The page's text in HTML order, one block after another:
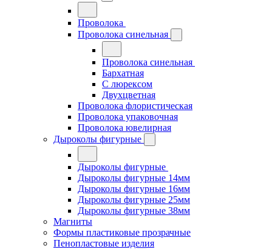
Проволока
Проволока синельная
Проволока синельная
Бархатная
С люрексом
Двухцветная
Проволока флористическая
Проволока упаковочная
Проволока ювелирная
Дыроколы фигурные
Дыроколы фигурные
Дыроколы фигурные 14мм
Дыроколы фигурные 16мм
Дыроколы фигурные 25мм
Дыроколы фигурные 38мм
Магниты
Формы пластиковые прозрачные
Пенопластовые изделия